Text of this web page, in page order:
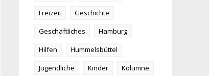
Freizeit
Geschichte
Geschäftliches
Hamburg
Hilfen
Hummelsbüttel
Jugendliche
Kinder
Kolumne